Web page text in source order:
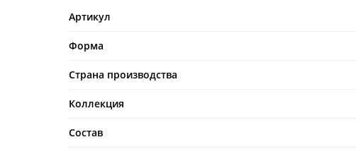
Артикул
Форма
Страна производства
Коллекция
Состав